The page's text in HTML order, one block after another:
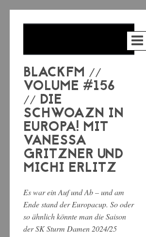
BLACKFM //
VOLUME #156
// DIE
SCHWOAZN IN
EUROPA! MIT
VANESSA
GRITZNER UND
MICHI ERLITZ
Es war ein Auf und Ab – und am
Ende stand der Europacup. So oder
so ähnlich könnte man die Saison
der SK Sturm Damen 2024/25